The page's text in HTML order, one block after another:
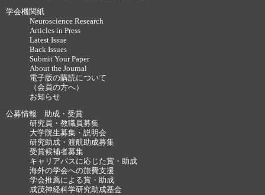
学会機関紙
Neuroscience Research
Articles in Press
Latest Issue
Back Issues
Submit Your Paper
About the Journal
電子版の購読について
（会員の方へ）
お知らせ
公募情報 助成・受賞
研究員・教職員募集
大学院生募集・説明会
研究助成・渡航助成募集
受賞候補者募集
キャリアパスに応じた賞・助成
海外の学会への旅費支援
学会推薦による賞・助成
成茂神経科学研究助成基金